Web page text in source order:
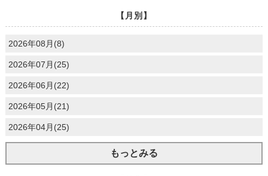
【月別】
2026年08月(8)
2026年07月(25)
2026年06月(22)
2026年05月(21)
2026年04月(25)
もっとみる